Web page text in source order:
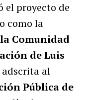
el proyecto de
como la
Comunidad
de Luis
adscrita al
Pública de